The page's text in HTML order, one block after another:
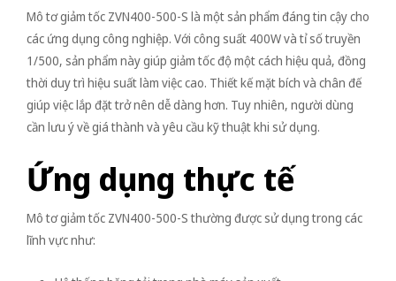
Mô tơ giảm tốc ZVN400-500-S là một sản phẩm đáng tin cậy cho
các ứng dụng công nghiệp. Với công suất 400W và tỉ số truyền
1/500, sản phẩm này giúp giảm tốc độ một cách hiệu quả, đồng
thời duy trì hiệu suất làm việc cao. Thiết kế mặt bích và chân đế
giúp việc lắp đặt trở nên dễ dàng hơn. Tuy nhiên, người dùng
cần lưu ý về giá thành và yêu cầu kỹ thuật khi sử dụng.
Ứng dụng thực tế
Mô tơ giảm tốc ZVN400-500-S thường được sử dụng trong các
lĩnh vực như: